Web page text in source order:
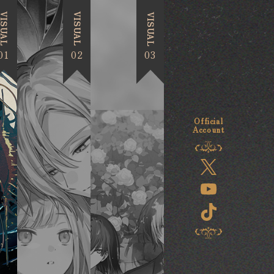
Official
Account
VISUAL
02
VISUAL
03
Official
Account